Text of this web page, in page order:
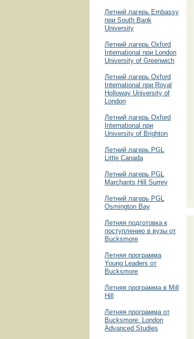
Летний лагерь Embassy
при South Bank
University
Летний лагерь Oxford
International при London
University of Greenwich
Летний лагерь Oxford
International при Royal
Holloway University of
London
Летний лагерь Oxford
International при
University of Brighton
Летний лагерь PGL
Little Canada
Летний лагерь PGL
Marchants Hill Surrey
Летний лагерь PGL
Osmington Bay
Летняя подготовка к
поступлению в вузы от
Bucksmore
Летняя программа
Young Leaders от
Bucksmore
Летняя программа в Mill
Hill
Летняя программа от
Bucksmore: London
Advanced Studies